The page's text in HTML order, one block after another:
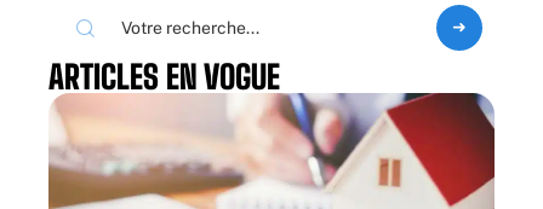
ARTICLES EN VOGUE